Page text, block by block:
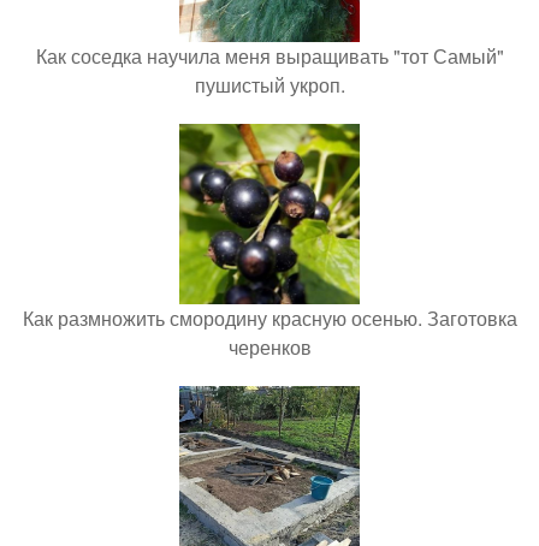
Как соседка научила меня выращивать "тот Самый"
пушистый укроп.
Как размножить смородину красную осенью. Заготовка
черенков